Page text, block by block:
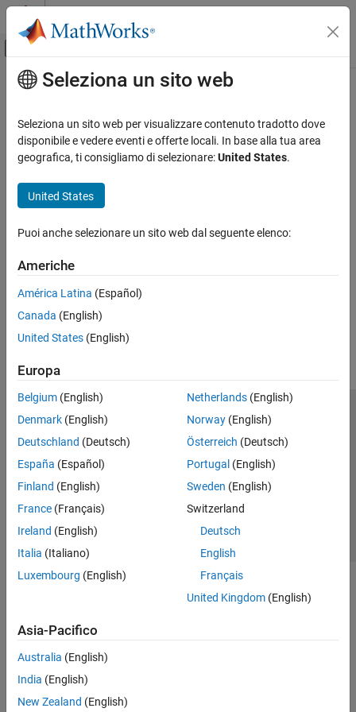
Vai al contenuto
Attiva/disattiva menu di navigazione
Pagina iniziale della documentazione
Contenuto principale
Seleziona un sito web
Seleziona un sito web per visualizzare contenuto tradotto dove
disponibile e vedere eventi e offerte locali. In base alla tua area
geografica, ti consigliamo di selezionare:United States.
United States
Puoi anche selezionare un sito web dal seguente elenco:
Americhe
América Latina (Español)
Canada (English)
United States (English)
Europa
Belgium (English)
Denmark (English)
Deutschland (Deutsch)
España (Español)
Finland (English)
France (Français)
Ireland (English)
Italia (Italiano)
Luxembourg (English)
Netherlands(English)
Norway(English)
Österreich (Deutsch)
Portugal (English)
Sweden (English)
Switzerland
Deutsch
English
Français
United Kingdom(English)
Asia-Pacifico
Australia (English)
India (English)
New Zealand (English)
Centro di fiducia
Informativa sulla privacy
Antipirateria
Stato dell'applicazione
Contatti
© 1994-2026 The MathWorks, Inc.